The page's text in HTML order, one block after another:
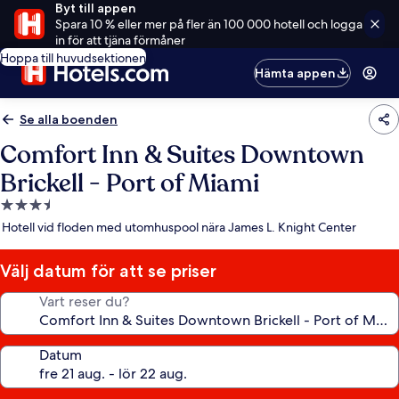
Byt till appen
Spara 10 % eller mer på fler än 100 000 hotell och logga
in för att tjäna förmåner
Hoppa till huvudsektionen
Hämta appen
Se alla boenden
Comfort Inn & Suites Downtown
Brickell - Port of Miami
3.5-
stjärnigt
Hotell vid floden med utomhuspool nära James L. Knight Center
Välj datum för att se priser
Vart reser du?
Datum